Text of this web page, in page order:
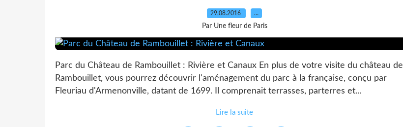
29.08.2016 …
Par Une fleur de Paris
Parc du Château de Rambouillet : Rivière et Canaux En plus de votre visite du château de
Rambouillet, vous pourrez découvrir l'aménagement du parc à la française, conçu par
Fleuriau d'Armenonville, datant de 1699. Il comprenait terrasses, parterres et...
Lire la suite